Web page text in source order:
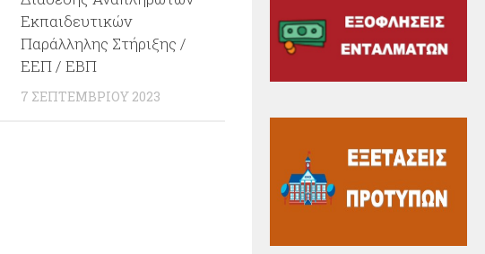
Εκπαιδευτικών
Παράλληλης Στήριξης /
ΕΕΠ / ΕΒΠ
7 ΣΕΠΤΕΜΒΡΊΟΥ 2023